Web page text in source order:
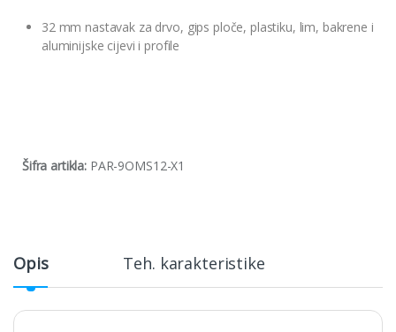
32 mm nastavak za drvo, gips ploče, plastiku, lim, bakrene i
aluminijske cijevi i profile
Šifra artikla: PAR-9OMS12-X1
Opis Teh. karakteristike